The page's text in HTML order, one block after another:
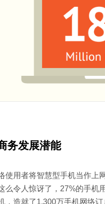
务发展潜能
使用者将智慧型手机当作上
么令人惊讶了，27%的手机
，造就了1,300万手机网络